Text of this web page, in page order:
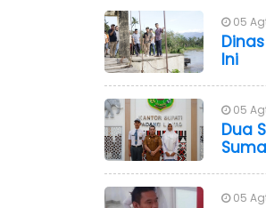
05 Agt
Ini
05
Dua
05